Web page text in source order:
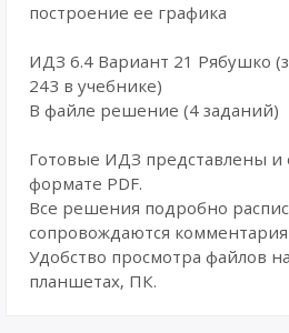
построение ее графика
ИДЗ 6.4 Вариант 21 Рябушко
243 в учебнике)
В файле решение (4 заданий)
Готовые ИДЗ представлены
формате PDF.
Все решения подробно
сопровождаются
Удобство просмотра файлов
планшетах, ПК.